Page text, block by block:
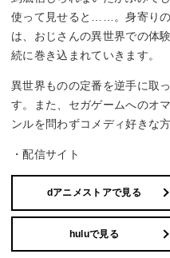
使って見せると……。身寄り
は、おじさんの異世界での体
続に巻き込まれていきます。
異世界ものの定番を逆手に取
す。また、セガゲームへのオ
ンルを問わずコメディ好きな
・配信サイト
dアニメストアで見る
huluで見る